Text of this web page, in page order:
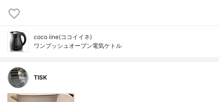
coco iine(ココイイネ)
ワンプッシュオープン電気ケトル
TISK